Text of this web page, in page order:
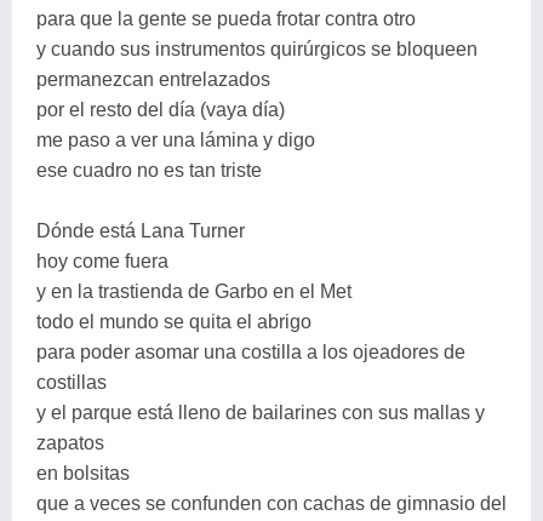
para que la gente se pueda frotar contra otro
y cuando sus instrumentos quirúrgicos se bloqueen
permanezcan entrelazados
por el resto del día (vaya día)
me paso a ver una lámina y digo
ese cuadro no es tan triste
Dónde está Lana Turner
hoy come fuera
y en la trastienda de Garbo en el Met
todo el mundo se quita el abrigo
para poder asomar una costilla a los ojeadores de
costillas
y el parque está lleno de bailarines con sus mallas y
zapatos
en bolsitas
que a veces se confunden con cachas de gimnasio del